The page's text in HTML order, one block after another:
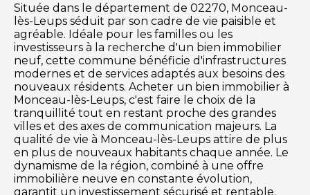
Située dans le département de 02270, Monceau-
lès-Leups séduit par son cadre de vie paisible et
agréable. Idéale pour les familles ou les
investisseurs à la recherche d'un bien immobilier
neuf, cette commune bénéficie d'infrastructures
modernes et de services adaptés aux besoins des
nouveaux résidents. Acheter un bien immobilier à
Monceau-lès-Leups, c'est faire le choix de la
tranquillité tout en restant proche des grandes
villes et des axes de communication majeurs. La
qualité de vie à Monceau-lès-Leups attire de plus
en plus de nouveaux habitants chaque année. Le
dynamisme de la région, combiné à une offre
immobilière neuve en constante évolution,
garantit un investissement sécurisé et rentable.